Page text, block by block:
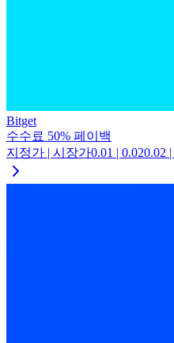
Bitget
수수료 50% 페이백
지정가 | 시장가0.01 | 0.020.02 |